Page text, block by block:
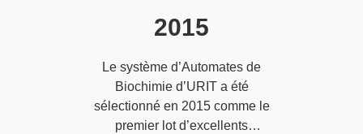
2015
Le système d’Automates de
Biochimie d’URIT a été
sélectionné en 2015 comme le
premier lot d’excellents